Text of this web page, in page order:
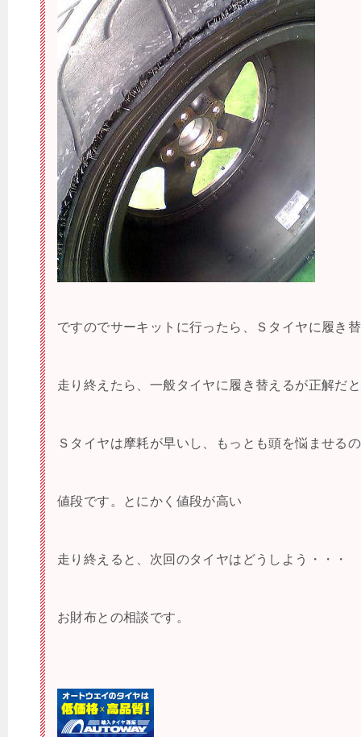
ですのでサーキットに行ったら、Ｓタイヤに履き
走り終えたら、一般タイヤに履き替えるが正解だ
Ｓタイヤは摩耗が早いし、もっとも頭を悩ませる
値段です。とにかく値段が高い
走り終えると、次回のタイヤはどうしよう・・・
お財布との相談です。